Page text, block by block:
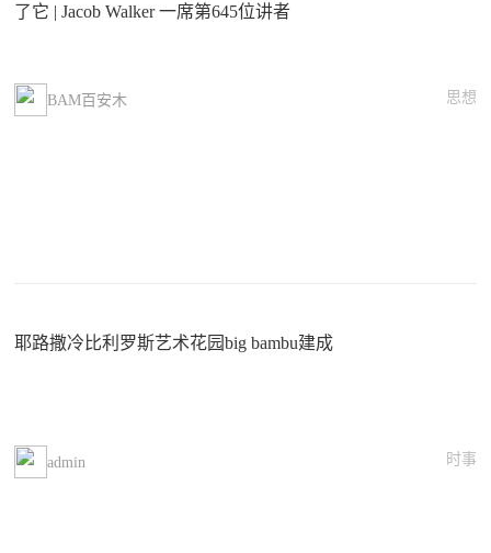
了它 | Jacob Walker 一席第645位讲者
BAM百安木 思想
耶路撒冷比利罗斯艺术花园big bambu建成
admin 时事